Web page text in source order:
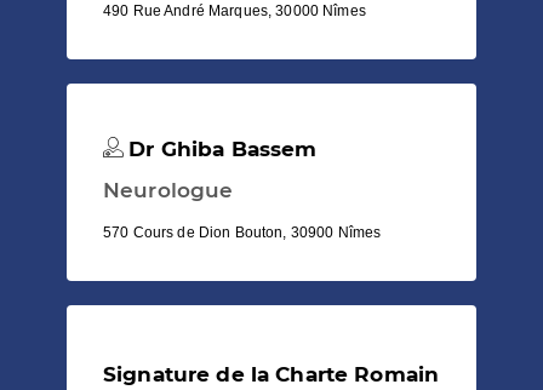
490 Rue André Marques, 30000 Nîmes
Dr Ghiba Bassem
Neurologue
570 Cours de Dion Bouton, 30900 Nîmes
Signature de la Charte Romain